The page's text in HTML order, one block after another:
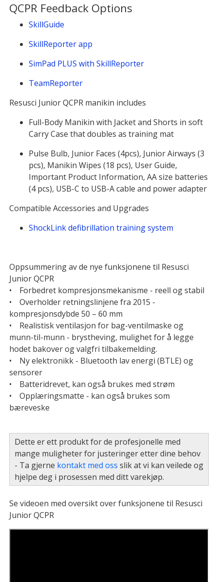
QCPR Feedback Options
SkillGuide
SkillReporter app
SimPad PLUS with SkillReporter
TeamReporter
Resusci Junior QCPR manikin includes
Full-Body Manikin with Jacket and Shorts in soft
Carry Case that doubles as training mat
Pulse Bulb, Junior Faces (4pcs), Junior Airways (3
pcs), Manikin Wipes (18 pcs), User Guide,
Important Product Information, AA size batteries
(4 pcs), USB-C to USB-A cable and power adapter
Compatible Accessories and Upgrades
ShockLink defibrillation training system
Oppsummering av de nye funksjonene til Resusci
Junior QCPR
• Forbedret kompresjonsmekanisme - reell og stabil
• Overholder retningslinjene fra 2015 -
kompresjonsdybde 50 – 60 mm
• Realistisk ventilasjon for bag-ventilmaske og
munn-til-munn - brystheving, mulighet for å legge
hodet bakover og valgfri tilbakemelding.
• Ny elektronikk - Bluetooth lav energi (BTLE) og
sensorer
• Batteridrevet, kan også brukes med strøm
• Opplæringsmatte - kan også brukes som
bæreveske
Dette er ett produkt for de profesjonelle med
mange muligheter for justeringer etter dine behov
- Ta gjerne kontakt med oss slik at vi kan veilede og
hjelpe deg i prosessen med ditt varekjøp.
Se videoen med oversikt over funksjonene til Resusci
Junior QCPR